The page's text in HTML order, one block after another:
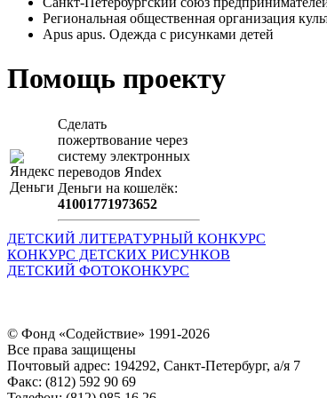
Региональная общественная организация
Apus apus. Одежда с рисунками детей
Помощь проекту
Сделать
пожертвование через
систeму элeктронных
пeрeводов Яndex
Деньги на кошeлёк:
41001771973652
ДЕТСКИЙ ЛИТЕРАТУРНЫЙ КОНКУРС
КОНКУРС ДЕТСКИХ РИСУНКОВ
ДЕТСКИЙ ФОТОКОНКУРС
© Фонд «Содействие» 1991-2026
Все права защищены
Почтовый адрес: 194292, Санкт-Петербург, а/я 7
Факс: (812) 592 90 69